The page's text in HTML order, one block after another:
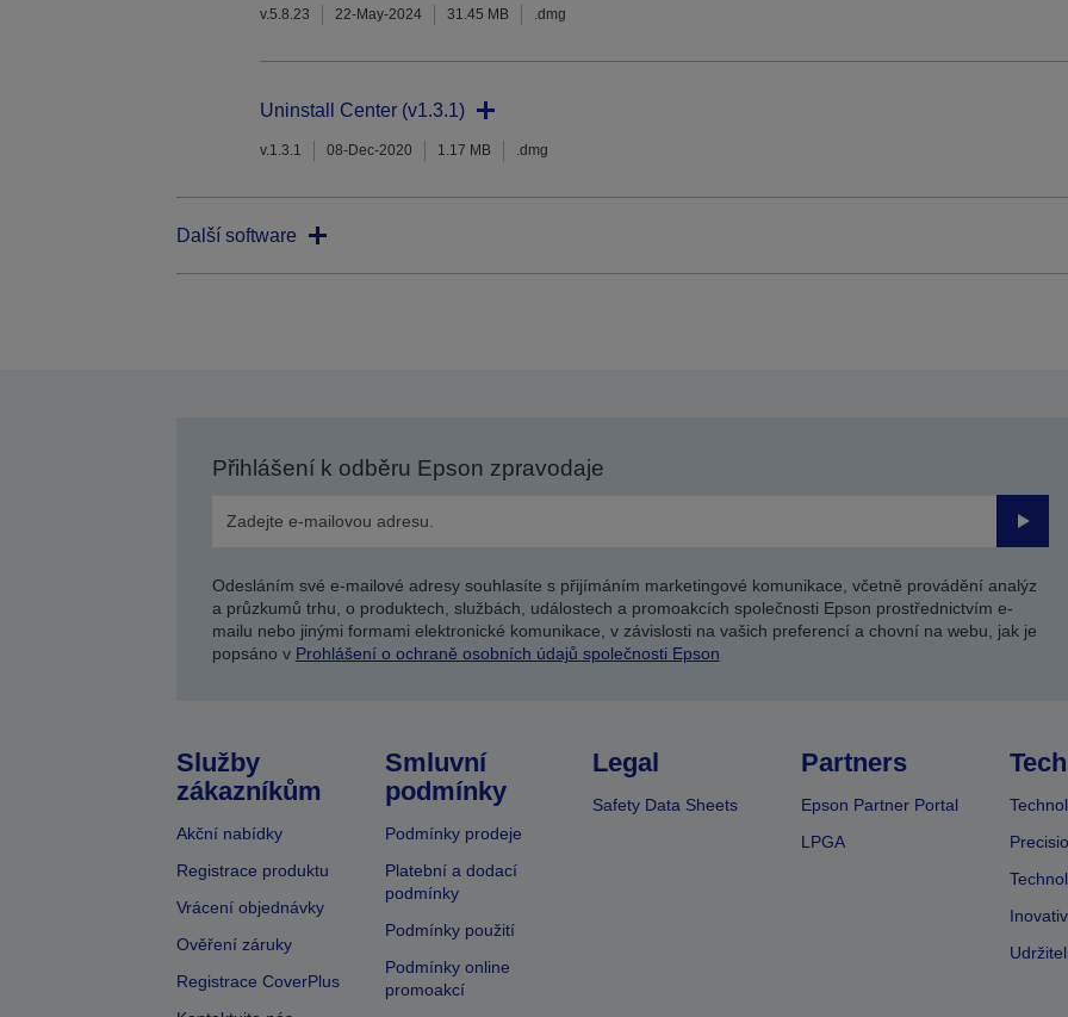
v.5.8.23 22-May-2024 31.45 MB .dmg
Uninstall Center (v1.3.1)
v.1.3.1 08-Dec-2020 1.17 MB .dmg
Další software
Přihlášení k odběru Epson zpravodaje
Odeslat
Odesláním své e-mailové adresy souhlasíte s přijímáním marketingové komunikace, včetně provádění analýz
a průzkumů trhu, o produktech, službách, událostech a promoakcích společnosti Epson prostřednictvím e-
mailu nebo jinými formami elektronické komunikace, v závislosti na vašich preferencí a chovní na webu, jak je
popsáno v Prohlášení o ochraně osobních údajů společnosti Epson
Služby
zákazníkům
Akční nabídky
Registrace produktu
Vrácení objednávky
Ověření záruky
Registrace CoverPlus
Smluvní
podmínky
Podmínky prodeje
Platební a dodací
podmínky
Podmínky použití
Podmínky online
promoakcí
Legal
Safety Data Sheets
Partners
Epson Partner Portal
LPGA